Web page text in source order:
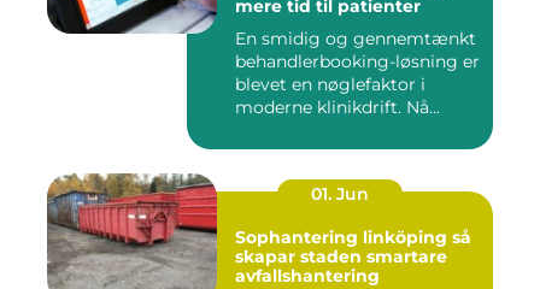
mere tid til patienter
En smidig og gennemtænkt
behandlerbooking-løsning er
blevet en nøglefaktor i
moderne klinikdrift. Nå...
01. Jun
Sophantering linköping så
skapar staden smartare
avfallshantering